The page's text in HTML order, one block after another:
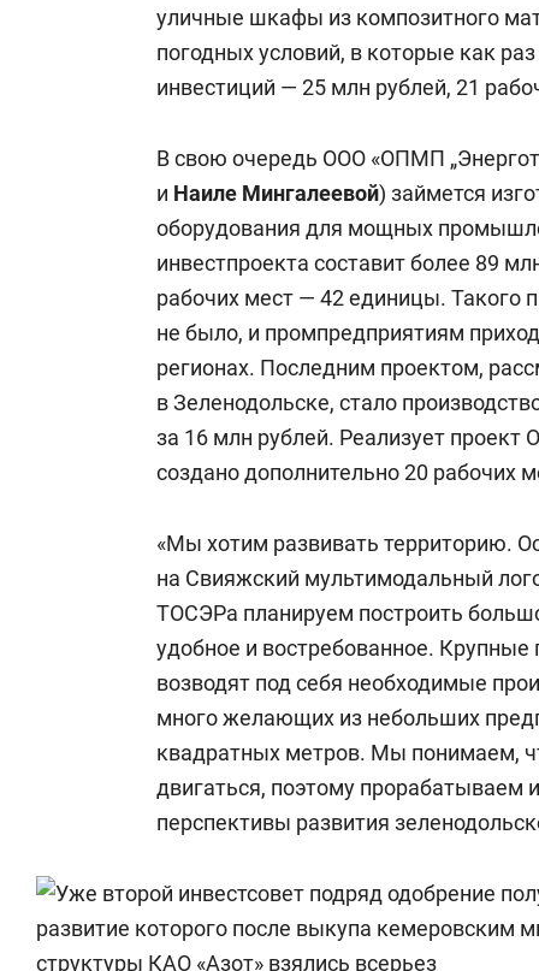
уличные шкафы из композитного
погодных условий, в которые как
инвестиций — 25 млн рублей, 21
В свою очередь ООО «ОПМП
и Наиле Мингалеевой) займется
оборудования для мощных
инвестпроекта составит более 89
рабочих мест — 42 единицы. Такого
не было, и промпредприятиям
регионах. Последним проектом,
в Зеленодольске, стало
за 16 млн рублей. Реализует
создано дополнительно 20 рабочих
«Мы хотим развивать территорию.
на Свияжский мультимодальный
ТОСЭРа планируем построить
удобное и востребованное.
возводят под себя необходимые
много желающих из небольших
квадратных метров. Мы понимаем,
двигаться, поэтому прорабатываем
перспективы развития